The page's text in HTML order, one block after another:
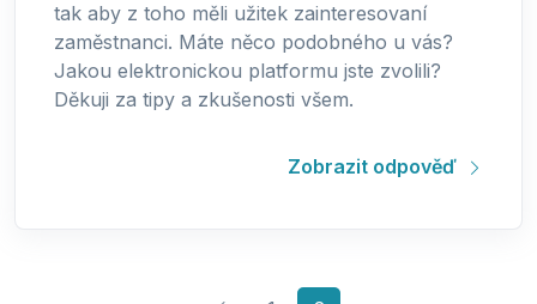
tak aby z toho měli užitek zainteresovaní
zaměstnanci. Máte něco podobného u vás?
Jakou elektronickou platformu jste zvolili?
Děkuji za tipy a zkušenosti všem.
Zobrazit odpověď